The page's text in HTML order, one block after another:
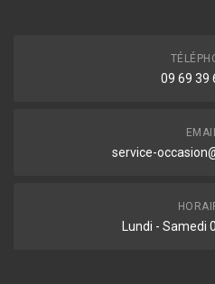
09 69 39
service-
Lundi - Samedi